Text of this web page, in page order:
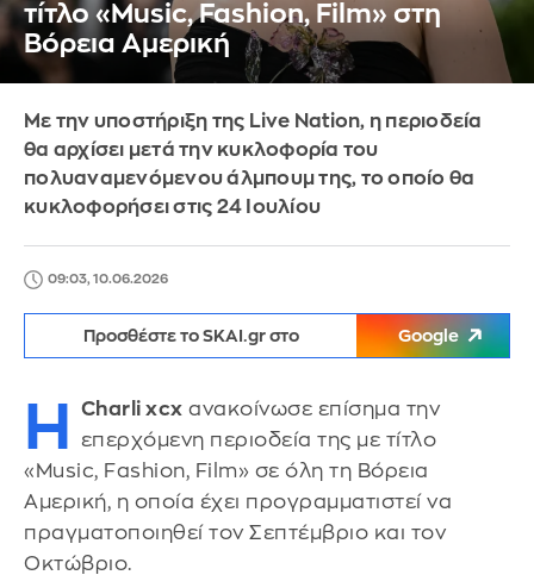
τίτλο «Music, Fashion, Film» στη
Βόρεια Αμερική
Με την υποστήριξη της Live Nation, η περιοδεία
θα αρχίσει μετά την κυκλοφορία του
πολυαναμενόμενου άλμπουμ της, το οποίο θα
κυκλοφορήσει στις 24 Ιουλίου
09:03, 10.06.2026
Προσθέστε το SKAI.gr στο Google
Η Charli xcx ανακοίνωσε επίσημα την
επερχόμενη περιοδεία της με τίτλο
«Music, Fashion, Film» σε όλη τη Βόρεια
Αμερική, η οποία έχει προγραμματιστεί να
πραγματοποιηθεί τον Σεπτέμβριο και τον
Οκτώβριο.